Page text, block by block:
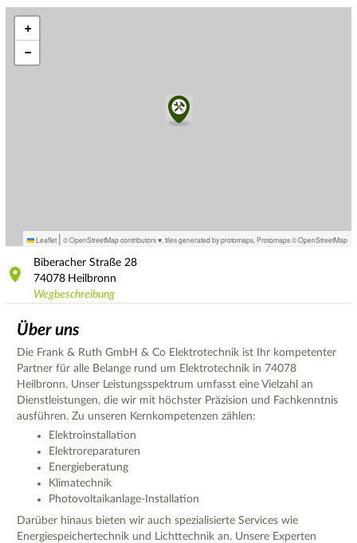
+
−
Leaflet | © OpenStreetMap contributors ♥, tiles generated by protomaps Protomaps©OpenStreetMap
Biberacher Straße 28
74078 Heilbronn
Wegbeschreibung
Über uns
Die Frank & Ruth GmbH & Co Elektrotechnik ist Ihr kompetenter
Partner für alle Belange rund um Elektrotechnik in 74078
Heilbronn. Unser Leistungsspektrum umfasst eine Vielzahl an
Dienstleistungen, die wir mit höchster Präzision und Fachkenntnis
ausführen. Zu unseren Kernkompetenzen zählen:
Elektroinstallation
Elektroreparaturen
Energieberatung
Klimatechnik
Photovoltaikanlage-Installation
Darüber hinaus bieten wir auch spezialisierte Services wie
Energiespeichertechnik und Lichttechnik an. Unsere Experten